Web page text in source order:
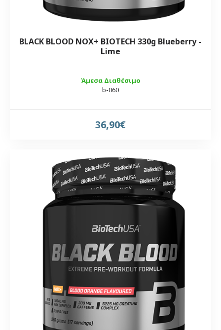
Άμεσα Διαθέσιμο
b-060
BLACK BLOOD NOX+ BIOTECH 330g Blueberry -
Lime
36,90€